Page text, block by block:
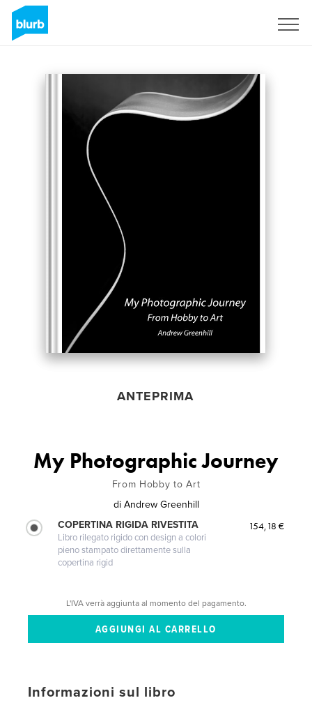
ANTEPRIMA
My Photographic Journey
From Hobby to Art
di Andrew Greenhill
COPERTINA RIGIDA RIVESTITA
Libro rilegato rigido con design a colori
pieno stampato direttamente sulla
copertina rigid
154,18 €
L'IVA verrà aggiunta al momento del pagamento.
Informazioni sul libro